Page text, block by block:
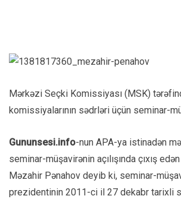
Mərkəzi Seçki Komissiyası (MSK)
komissiyalarının sədrləri üçün seminar-
Gununsesi.info-nun APA-ya istinadən
seminar-müşavirənin açılışında çıxış
Məzahir Pənahov deyib ki, seminar-
prezidentinin 2011-ci il 27 dekabr tarixli